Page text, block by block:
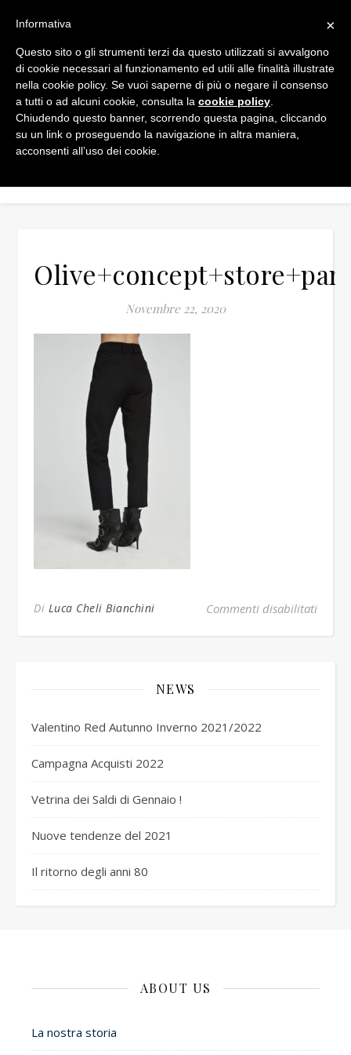
Novembre 22, 2020
Di Luca Cheli Bianchini Commenti disabilitatisu
NEWS
Valentino Red Autunno Inverno 2021/2022
Campagna Acquisti 2022
Vetrina dei Saldi di Gennaio !
Nuove tendenze del 2021
Il ritorno degli anni 80
ABOUT US
La nostra storia
×
Informativa
Questo sito o gli strumenti terzi da questo utilizzati si avvalgono
di cookie necessari al funzionamento ed utili alle finalità illustrate
nella cookie policy. Se vuoi saperne di più o negare il consenso
a tutti o ad alcuni cookie, consulta la cookie policy
Chiudendo questo banner, scorrendo questa pagina, cliccando
su un link o proseguendo la navigazione in altra maniera,
acconsenti all’uso dei cookie.